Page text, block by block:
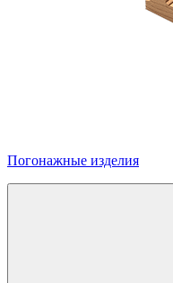
Погонажные изделия